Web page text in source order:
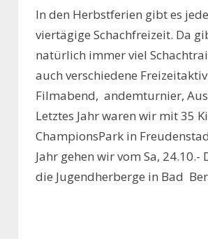
In den Herbstferien gibt es
viertägige Schachfreizeit. Da
natürlich immer viel
auch verschiedene
Filmabend, andemturnier,
Letztes Jahr waren wir mit 35
ChampionsPark in
Jahr gehen wir vom Sa, 24.10.-
die Jugendherberge in Bad